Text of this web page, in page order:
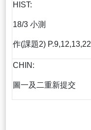
HIST:
18/3 小測
作(課題2) P.9,12,13,22
CHIN:
圖一及二重新提交